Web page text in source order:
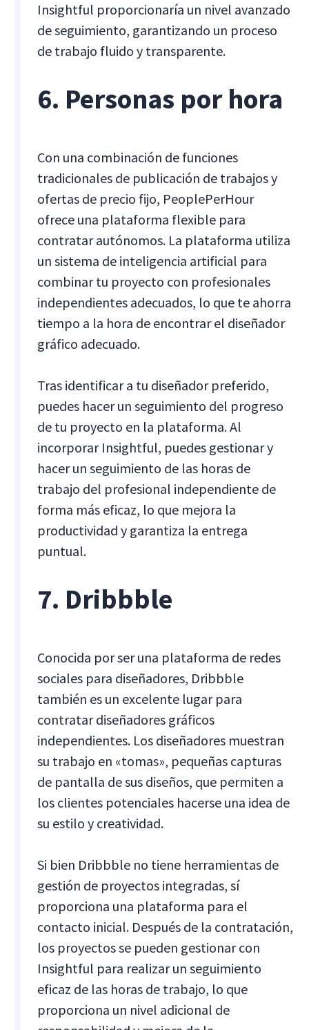
Insightful proporcionaría un nivel avanzado
de seguimiento, garantizando un proceso
de trabajo fluido y transparente.
6. Personas por hora
Con una combinación de funciones
tradicionales de publicación de trabajos y
ofertas de precio fijo, PeoplePerHour
ofrece una plataforma flexible para
contratar autónomos. La plataforma utiliza
un sistema de inteligencia artificial para
combinar tu proyecto con profesionales
independientes adecuados, lo que te ahorra
tiempo a la hora de encontrar el diseñador
gráfico adecuado.
Tras identificar a tu diseñador preferido,
puedes hacer un seguimiento del progreso
de tu proyecto en la plataforma. Al
incorporar Insightful, puedes gestionar y
hacer un seguimiento de las horas de
trabajo del profesional independiente de
forma más eficaz, lo que mejora la
productividad y garantiza la entrega
puntual.
7. Dribbble
Conocida por ser una plataforma de redes
sociales para diseñadores, Dribbble
también es un excelente lugar para
contratar diseñadores gráficos
independientes. Los diseñadores muestran
su trabajo en «tomas», pequeñas capturas
de pantalla de sus diseños, que permiten a
los clientes potenciales hacerse una idea de
su estilo y creatividad.
Si bien Dribbble no tiene herramientas de
gestión de proyectos integradas, sí
proporciona una plataforma para el
contacto inicial. Después de la contratación,
los proyectos se pueden gestionar con
Insightful para realizar un seguimiento
eficaz de las horas de trabajo, lo que
proporciona un nivel adicional de